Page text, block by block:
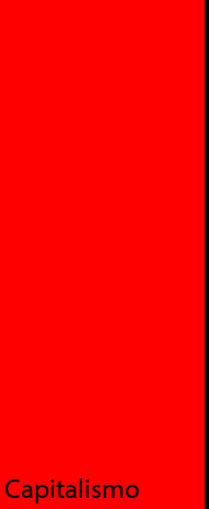
Capitalismo